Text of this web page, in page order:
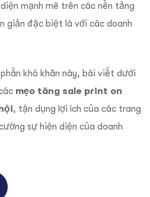
mạnh mẽ trên các nền tảng
giản đặc biệt là với các doanh
khó khăn này, bài viết dưới
mẹo tăng sale print on
, tận dụng lợi ích của các trang
sự hiện diện của doanh